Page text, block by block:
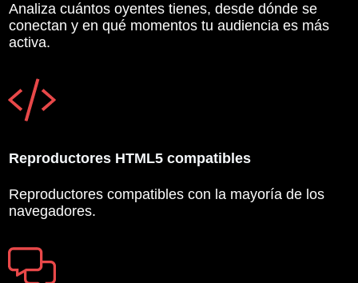
Analiza cuántos oyentes tienes, desde dónde se
conectan y en qué momentos tu audiencia es más
activa.
Reproductores HTML5 compatibles
Reproductores compatibles con la mayoría de los
navegadores.